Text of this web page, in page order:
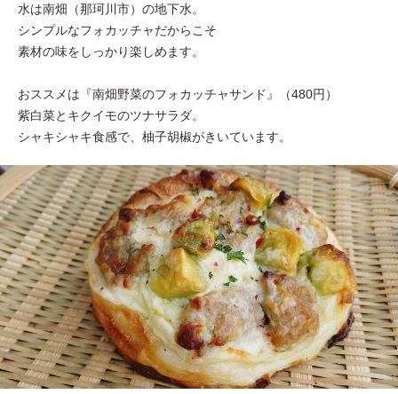
水は南畑（那珂川市）の地下水。
シンプルなフォカッチャだからこそ
素材の味をしっかり楽しめます。
おススメは『南畑野菜のフォカッチャサンド』（480円）
紫白菜とキクイモのツナサラダ。
シャキシャキ食感で、柚子胡椒がきいています。